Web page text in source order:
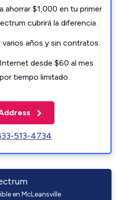
ahorrar $1,000 en tu primer
cubrirá la diferencia.
años y sin contratos.
desde $60 al mes
tiempo limitado.
513-4734
en McLeansville